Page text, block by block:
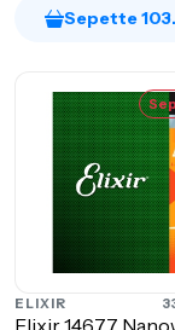
Sepette
ELIXIR
Elixir 14677